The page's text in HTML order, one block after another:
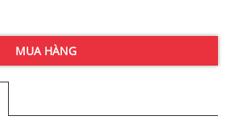
MUA HÀNG